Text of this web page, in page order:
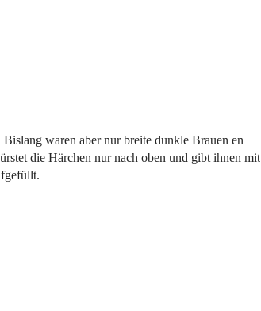
waren aber nur breite dunkle Brauen en
die Härchen nur nach oben und gibt ihnen mit